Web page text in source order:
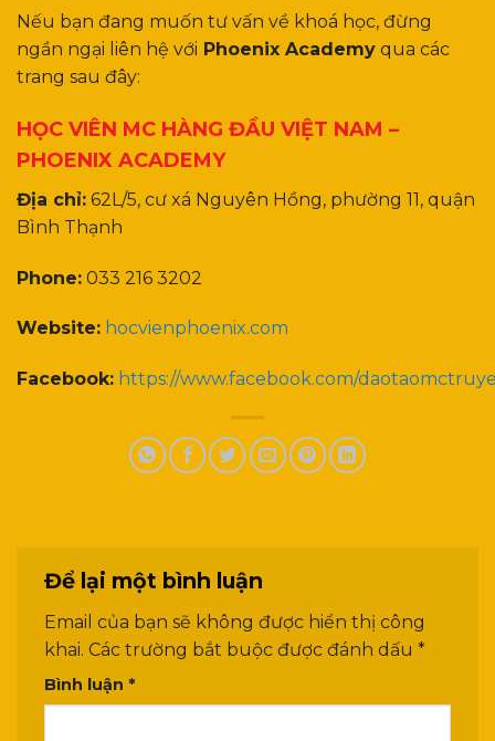
Nếu bạn đang muốn tư vấn về khoá học, đừng
ngần ngại liên hệ với Phoenix Academy qua các
trang sau đây:
HỌC VIÊN MC HÀNG ĐẦU VIỆT NAM –
PHOENIX ACADEMY
Địa chỉ: 62L/5, cư xá Nguyên Hồng, phường 11, quận
Bình Thạnh
Phone: 033 216 3202
Website: hocvienphoenix.com
Facebook: https://www.facebook.com/
Để lại một bình luận
Email của bạn sẽ không được hiển thị công
khai. Các trường bắt buộc được đánh dấu *
Bình luận *